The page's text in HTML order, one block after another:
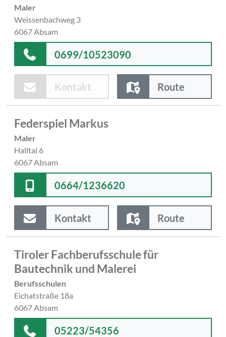
Maler
Weissenbachweg 3
6067 Absam
0699/10523090
Kontakt Route
Federspiel Markus
Maler
Halltal 6
6067 Absam
0664/1236620
Kontakt Route
Tiroler Fachberufsschule für
Bautechnik und Malerei
Berufsschulen
Eichatstraße 18a
6067 Absam
05223/54356